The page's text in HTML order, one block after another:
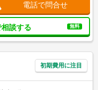
電話で問合せ
談する 無料
初期費用に注目